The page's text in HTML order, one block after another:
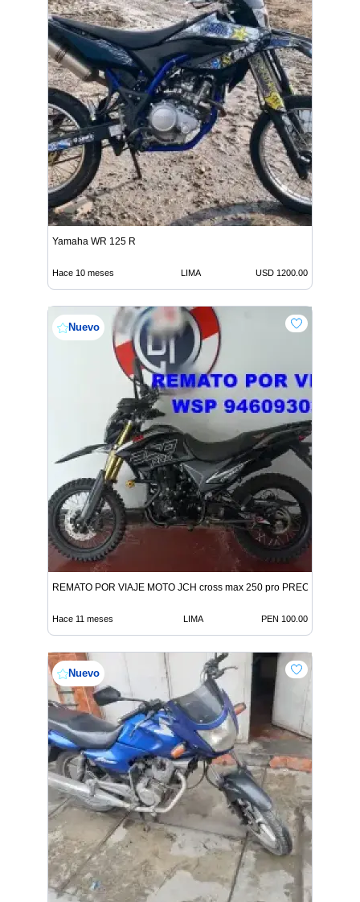
Yamaha WR 125 R
Hace 10 meses LIMA USD 1200.00
Nuevo
REMATO POR VIAJE MOTO JCH cross max 250 pro PRECIO DE
Hace 11 meses LIMA PEN 100.00
Nuevo